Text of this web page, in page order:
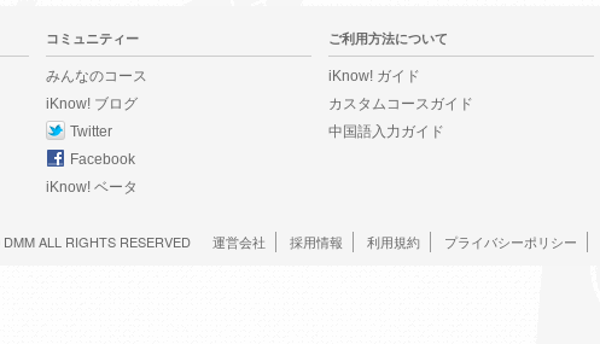
コミュニティー
みんなのコース
iKnow! ブログ
Twitter
Facebook
iKnow! ベータ
ご利用方法について
iKnow! ガイド
カスタムコースガイド
中国語入力ガイド
DMMALL RIGHTS RESERVED 運営会社 採用情報 利用規約 プライバシーポリシー